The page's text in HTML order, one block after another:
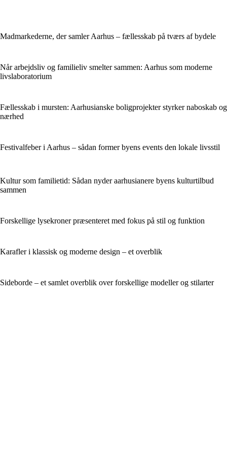
Madmarkederne, der samler Aarhus – fællesskab på tværs af bydele
Når arbejdsliv og familieliv smelter sammen: Aarhus som moderne
livslaboratorium
Fællesskab i mursten: Aarhusianske boligprojekter styrker naboskab og
nærhed
Festivalfeber i Aarhus – sådan former byens events den lokale livsstil
Kultur som familietid: Sådan nyder aarhusianere byens kulturtilbud
sammen
Forskellige lysekroner præsenteret med fokus på stil og funktion
Karafler i klassisk og moderne design – et overblik
Sideborde – et samlet overblik over forskellige modeller og stilarter